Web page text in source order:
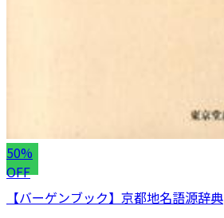
50%
OFF
【バーゲンブック】京都地名語源辞典